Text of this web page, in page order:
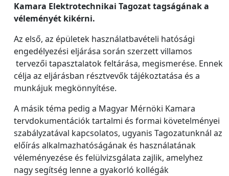
Kamara Elektrotechnikai Tagozat tagságának a
véleményét kikérni.
Az első, az épületek használatbavételi hatósági
engedélyezési eljárása során szerzett villamos
tervezői tapasztalatok feltárása, megismerése. Ennek
célja az eljárásban résztvevők tájékoztatása és a
munkájuk megkönnyítése.
A másik téma pedig a Magyar Mérnöki Kamara
tervdokumentációk tartalmi és formai követelményei
szabályzatával kapcsolatos, ugyanis Tagozatunknál az
előírás alkalmazhatóságának és használatának
véleményezése és felülvizsgálata zajlik, amelyhez
nagy segítség lenne a gyakorló kollégák